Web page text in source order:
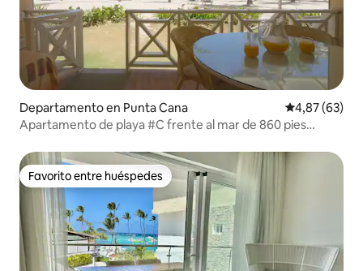
Departamento en Punta Cana Calificación
4,87 (63)
Apartamento de playa #C frente al mar de 860 pies
Favorito entre huéspedes
Favorito entre huéspedes